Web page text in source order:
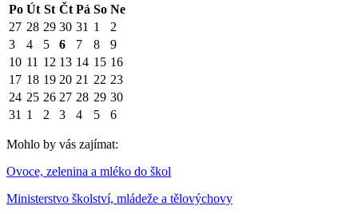
Po Út St Čt Pá So Ne
27 28 29 30 31 1
2
3
4 5 6 7 8
9
10 11 12 13 14 15 16
17 18 19 20 21 22 23
24 25 26 27 28 29 30
31 1 2 3 4 5 6
Mohlo by vás zajímat:
Ovoce, zelenina a mléko do škol
Ministerstvo školství, mládeže a tělovýchovy